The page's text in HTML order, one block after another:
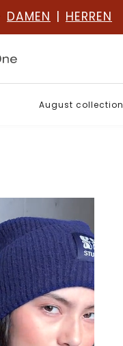
DAMEN | HERREN
August collection